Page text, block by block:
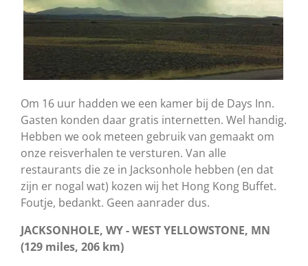
Om 16 uur hadden we een kamer bij de Days Inn.
Gasten konden daar gratis internetten. Wel handig.
Hebben we ook meteen gebruik van gemaakt om
onze reisverhalen te versturen. Van alle
restaurants die ze in Jacksonhole hebben (en dat
zijn er nogal wat) kozen wij het Hong Kong Buffet.
Foutje, bedankt. Geen aanrader dus.
JACKSONHOLE, WY - WEST YELLOWSTONE, MN
(129 miles, 206 km)